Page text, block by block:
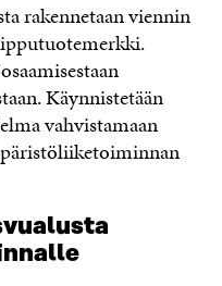
rakennetaan viennin
Käynnistetään
vahvistamaan